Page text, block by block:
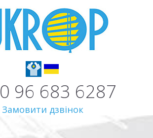
96 683 6287
Замовити дзвінок